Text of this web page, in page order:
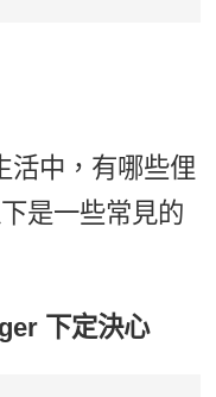
活中，有哪些俚
是一些常見的
下定決心